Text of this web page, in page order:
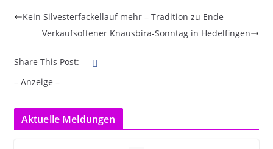
Kein Silvesterfackellauf mehr – Tradition zu Ende
Verkaufsoffener Knausbira-Sonntag in Hedelfingen
Share This Post:
– Anzeige –
Aktuelle Meldungen